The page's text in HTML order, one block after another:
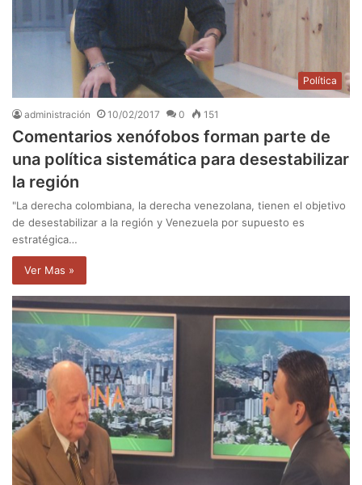
Política
administración 10/02/2017 0 151
Comentarios xenófobos forman parte de
una política sistemática para desestabilizar
la región
"La derecha colombiana, la derecha venezolana, tienen el objetivo
de desestabilizar a la región y Venezuela por supuesto es
estratégica…
Ver Mas »